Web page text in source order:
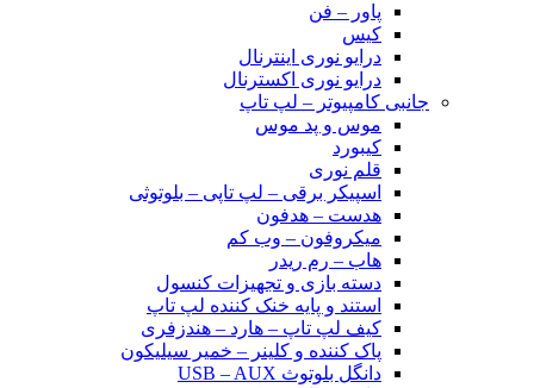
پاور – فن
کیس
درایو نوری اینترنال
درایو نوری اکسترنال
جانبی کامپیوتر – لپ تاپ
موس و پد موس
کیبورد
قلم نوری
اسپیکر برقی – لپ تاپی – بلوتوثی
هدست – هدفون
میکروفون – وب کم
هاب – رم ریدر
دسته بازی و تجهیزات کنسول
استند و پایه خنک کننده لپ تاپ
کیف لپ تاپ – هارد – هندزفری
پاک کننده و کلینر – خمیر سیلیکون
دانگل بلوتوث USB – AUX